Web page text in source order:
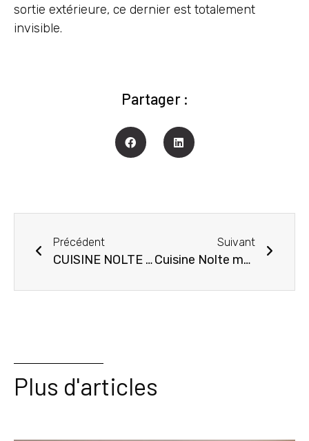
sortie extérieure, ce dernier est totalement
invisible.
Partager :
Précédent
CUISINE NOLTE MODELE PLUS A LABASTIDE GABAUSSE PAR AMI CUISINES ALBI
Suivant
Cuisine Nolte modèle STONE à Marssac sur Tarn
Plus d'articles